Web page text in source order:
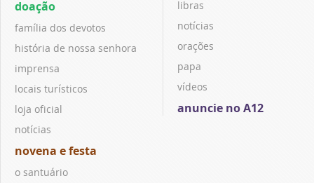
doação
família dos devotos
história de nossa senhora
imprensa
locais turísticos
loja oficial
notícias
novena e festa
o santuário
libras
notícias
orações
papa
vídeos
anuncie no A12